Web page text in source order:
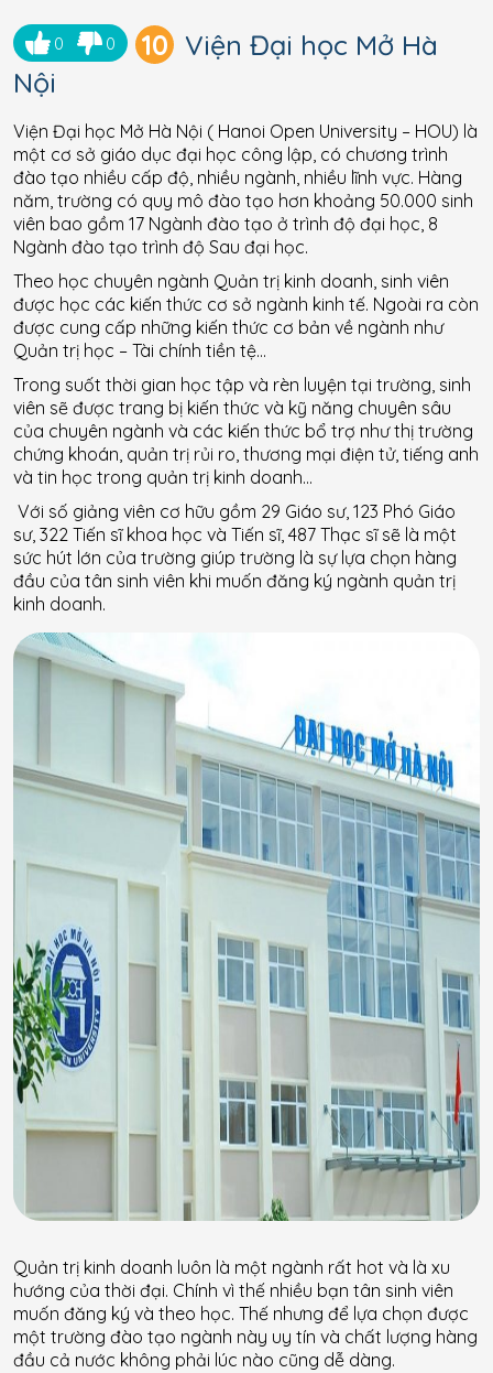
0 0 10 Viện Đại học Mở Hà
Nội
Viện Đại học Mở Hà Nội ( Hanoi Open University – HOU) là
một cơ sở giáo dục đại học công lập, có chương trình
đào tạo nhiều cấp độ, nhiều ngành, nhiều lĩnh vực. Hàng
năm, trường có quy mô đào tạo hơn khoảng 50.000 sinh
viên bao gồm 17 Ngành đào tạo ở trình độ đại học, 8
Ngành đào tạo trình độ Sau đại học.
Theo học chuyên ngành Quản trị kinh doanh, sinh viên
được học các kiến thức cơ sở ngành kinh tế. Ngoài ra còn
được cung cấp những kiến thức cơ bản về ngành như
Quản trị học – Tài chính tiền tệ…
Trong suốt thời gian học tập và rèn luyện tại trường, sinh
viên sẽ được trang bị kiến thức và kỹ năng chuyên sâu
của chuyên ngành và các kiến thức bổ trợ như thị trường
chứng khoán, quản trị rủi ro, thương mại điện tử, tiếng anh
và tin học trong quản trị kinh doanh…
Với số giảng viên cơ hữu gồm 29 Giáo sư, 123 Phó Giáo
sư, 322 Tiến sĩ khoa học và Tiến sĩ, 487 Thạc sĩ sẽ là một
sức hút lớn của trường giúp trường là sự lựa chọn hàng
đầu của tân sinh viên khi muốn đăng ký ngành quản trị
kinh doanh.
Quản trị kinh doanh luôn là một ngành rất hot và là xu
hướng của thời đại. Chính vì thế nhiều bạn tân sinh viên
muốn đăng ký và theo học. Thế nhưng để lựa chọn được
một trường đào tạo ngành này uy tín và chất lượng hàng
đầu cả nước không phải lúc nào cũng dễ dàng.